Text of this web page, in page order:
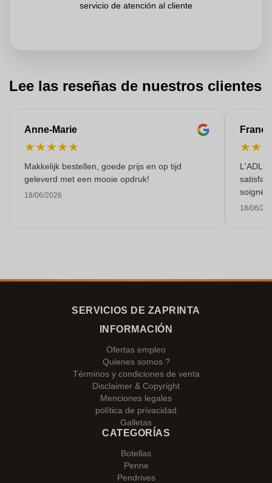
servicio de atención al cliente
Lee las reseñas de nuestros clientes
Anne-Marie
★★★★★
Makkelijk bestellen, goede prijs en op tijd
geleverd met een mooie opdruk!
18/06/2026
★★
L'ADL
soigné
18/06/
SERVICIOS DE ZAPRINTA
INFORMACIÓN
Ofertas empleo
Quienes somos ?
Términos y condiciones de venta
Disclaimer & Copyright
Menciones legales
política de privacidad
Galletas
CATEGORÍAS
Botellas
Penne
Pendrives